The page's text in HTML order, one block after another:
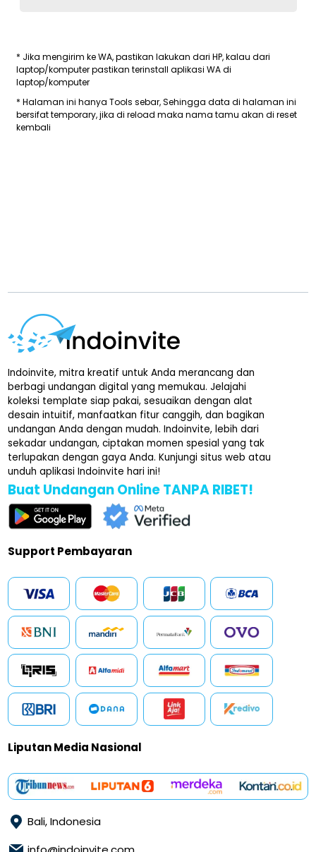
* Jika mengirim ke WA, pastikan lakukan dari HP, kalau dari
laptop/komputer pastikan terinstall aplikasi WA di
laptop/komputer
* Halaman ini hanya Tools sebar, Sehingga data di halaman ini
bersifat temporary, jika di reload maka nama tamu akan di reset
kembali
Indoinvite, mitra kreatif untuk Anda merancang dan
berbagi undangan digital yang memukau. Jelajahi
koleksi template siap pakai, sesuaikan dengan alat
desain intuitif, manfaatkan fitur canggih, dan bagikan
undangan Anda dengan mudah. Indoinvite, lebih dari
sekadar undangan, ciptakan momen spesial yang tak
terlupakan dengan gaya Anda. Kunjungi situs web atau
unduh aplikasi Indoinvite hari ini!
Buat Undangan Online TANPA RIBET!
Support Pembayaran
Liputan Media Nasional
Bali, Indonesia